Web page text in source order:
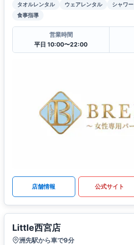
タオルレンタル ウェアレンタル シャワー
食事指導
営業時間
平日 10:00〜22:00
店舗情報 公式サイト
Little西宮店
洲先駅から車で9分